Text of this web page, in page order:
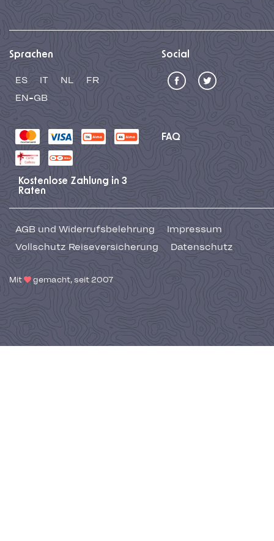
Sprachen
ES IT NL
FR
EN-GB
Social
FAQ
Kostenlose Zahlung in 3
Raten
AGB und Widerrufsbelehrung
Impressum
Vollschutz Reiseversicherung
Datenschutz
Mit gemacht, seit 2007